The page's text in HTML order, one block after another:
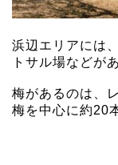
浜辺エリアには
トサル場などが
梅があるのは、
梅を中心に約20